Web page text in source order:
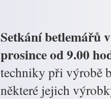
Setkání betlemářů
prosince od 9.00
techniky při výrobě
některé jejich